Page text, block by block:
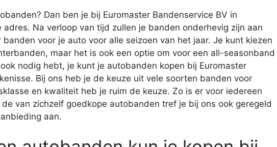
Dan ben je bij Euromaster Bandenservice BV in
adres. Na verloop van tijd zullen je banden onderhevig zijn aan
voor je auto voor alle seizoen van het jaar. Je kunt kiezen
maar het is ook een optie om voor een all-seasonband
nodig hebt, je kunt je autobanden kopen bij Euromaster
Bij ons heb je de keuze uit vele soorten banden voor
en kwaliteit heb je ruim de keuze. Zo is er voor iedereen
van zichzelf goedkope autobanden tref je bij ons ook geregeld
aan.